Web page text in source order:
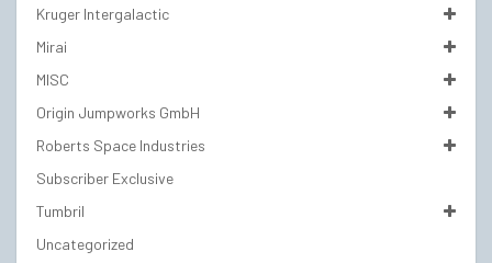
Kruger Intergalactic
Mirai
MISC
Origin Jumpworks GmbH
Roberts Space Industries
Subscriber Exclusive
Tumbril
Uncategorized